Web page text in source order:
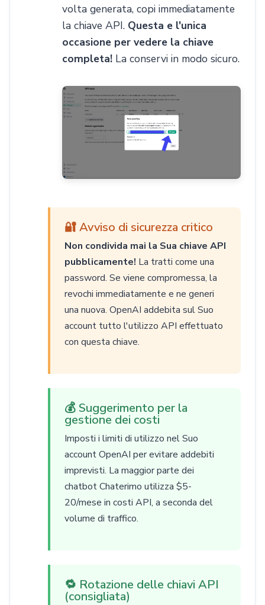
volta generata, copi immediatamente
la chiave API. Questa e l'unica
occasione per vedere la chiave
completa! La conservi in modo sicuro.
🔐 Avviso di sicurezza critico
Non condivida mai la Sua chiave API
pubblicamente! La tratti come una
password. Se viene compromessa, la
revochi immediatamente e ne generi
una nuova. OpenAI addebita sul Suo
account tutto l'utilizzo API effettuato
con questa chiave.
💰 Suggerimento per la
gestione dei costi
Imposti i limiti di utilizzo nel Suo
account OpenAI per evitare addebiti
imprevisti. La maggior parte dei
chatbot Chaterimo utilizza $5-
20/mese in costi API, a seconda del
volume di traffico.
🔁 Rotazione delle chiavi API
(consigliata)